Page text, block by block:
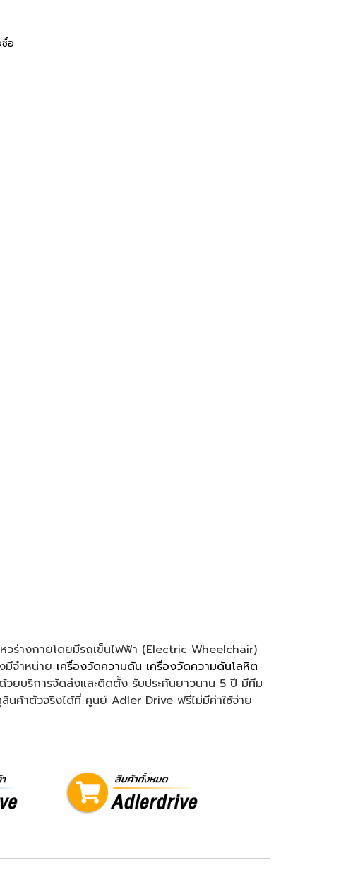
อ
ร่างกายโดยมีรถเข็นไฟฟ้า (Electric Wheelchair)
มีจำหน่าย เครื่องวัดความดัน เครื่องวัดความดันโลหิต
ยบริการจัดส่งและติดตั้ง รับประกันยาวนาน 5 ปี มีทีม
นค้าตัวจริงได้ที่ ศูนย์ Adler Drive ฟรีไม่มีค่าใช้จ่าย